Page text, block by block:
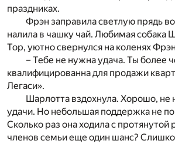
праздниках.
Фрэн заправила светлую прядь
налила в чашку чай. Любимая собака
Тор, уютно свернулся на коленях
– Тебе не нужна удача. Ты более
квалифицированна для продажи
Легаси».
Шарлотта вздохнула. Хорошо, не
удачи. Но небольшая поддержка не
Сколько раз она ходила с протянутой
членов семьи еще один шанс?